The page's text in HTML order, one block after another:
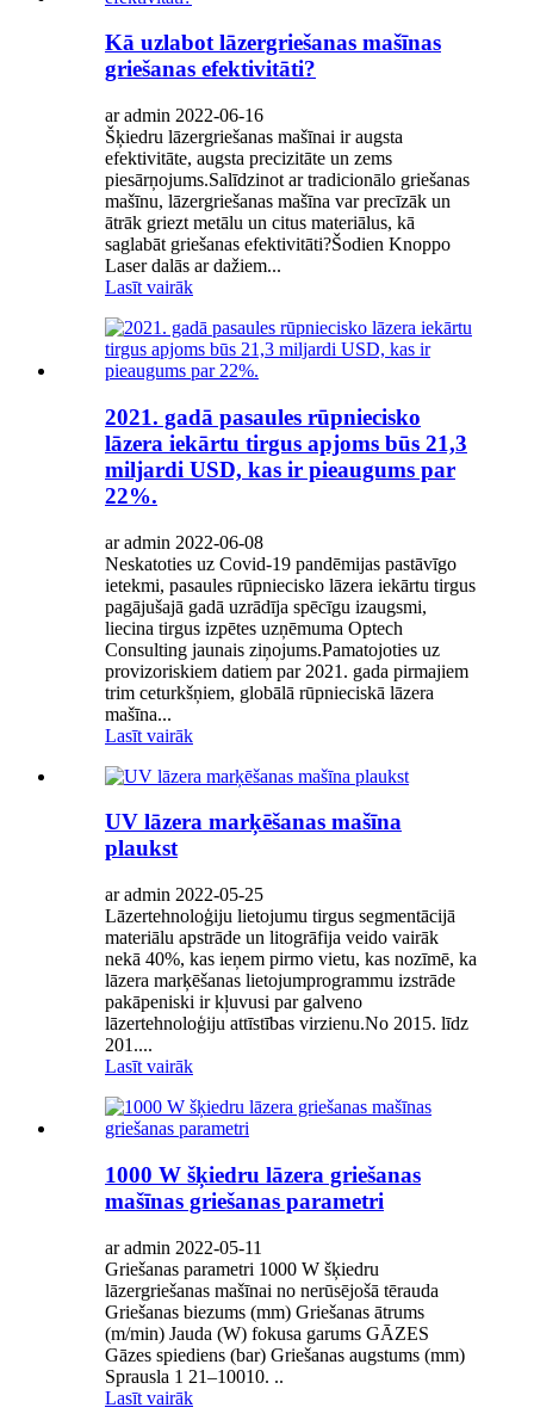
Kā uzlabot lāzergriešanas mašīnas
griešanas efektivitāti?
ar admin 2022-06-16
Šķiedru lāzergriešanas mašīnai ir augsta
efektivitāte, augsta precizitāte un zems
piesārņojums.Salīdzinot ar tradicionālo griešanas
mašīnu, lāzergriešanas mašīna var precīzāk un
ātrāk griezt metālu un citus materiālus, kā
saglabāt griešanas efektivitāti?Šodien Knoppo
Laser dalās ar dažiem...
Lasīt vairāk
2021. gadā pasaules rūpniecisko
lāzera iekārtu tirgus apjoms būs 21,3
miljardi USD, kas ir pieaugums par
22%.
ar admin 2022-06-08
Neskatoties uz Covid-19 pandēmijas pastāvīgo
ietekmi, pasaules rūpniecisko lāzera iekārtu tirgus
pagājušajā gadā uzrādīja spēcīgu izaugsmi,
liecina tirgus izpētes uzņēmuma Optech
Consulting jaunais ziņojums.Pamatojoties uz
provizoriskiem datiem par 2021. gada pirmajiem
trim ceturkšņiem, globālā rūpnieciskā lāzera
mašīna...
Lasīt vairāk
UV lāzera marķēšanas mašīna
plaukst
ar admin 2022-05-25
Lāzertehnoloģiju lietojumu tirgus segmentācijā
materiālu apstrāde un litogrāfija veido vairāk
nekā 40%, kas ieņem pirmo vietu, kas nozīmē, ka
lāzera marķēšanas lietojumprogrammu izstrāde
pakāpeniski ir kļuvusi par galveno
lāzertehnoloģiju attīstības virzienu.No 2015. līdz
201....
Lasīt vairāk
1000 W šķiedru lāzera griešanas
mašīnas griešanas parametri
ar admin 2022-05-11
Griešanas parametri 1000 W šķiedru
lāzergriešanas mašīnai no nerūsējošā tērauda
Griešanas biezums (mm) Griešanas ātrums
(m/min) Jauda (W) fokusa garums GĀZES
Gāzes spiediens (bar) Griešanas augstums (mm)
Sprausla 1 21–10010. ..
Lasīt vairāk